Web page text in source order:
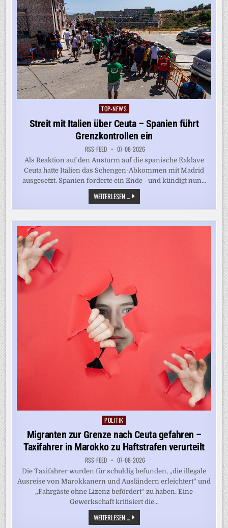
Posted
in
TOP-NEWS
Streit mit Italien über Ceuta – Spanien führt
Grenzkontrollen ein
RSS-FEED 07-08-2026
Als Reaktion auf den Ansturm auf die spanische Exklave
Ceuta hatte Italien das Schengen-Abkommen mit Madrid
ausgesetzt. Spanien forderte ein Ende - und kündigt nun...
WEITERLESEN ... STREIT
MIT
ITALIEN
CEUTA
–
Posted
POLITIK
Migranten zur Grenze nach Ceuta gefahren –
Taxifahrer in Marokko zu Haftstrafen verurteilt
RSS-FEED 07-08-2026
Die Taxifahrer wurden für schuldig befunden, „die illegale
Ausreise von Marokkanern und Ausländern erleichtert“ und
„Fahrgäste ohne Lizenz befördert“ zu haben. Eine
Gewerkschaft kritisiert die...
WEITERLESEN ... MIGRANTEN
ZUR